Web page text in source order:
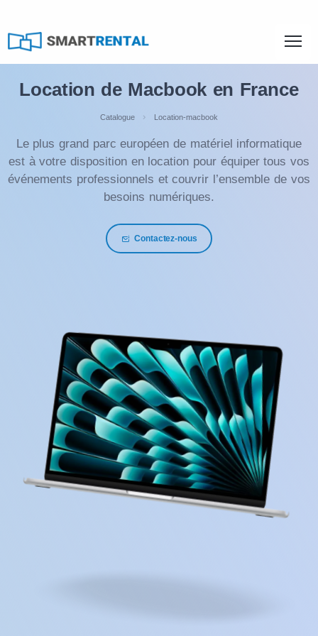
Location de Macbook en France
Catalogue Location-macbook
Le plus grand parc européen de matériel informatique
est à votre disposition en location pour équiper tous vos
événements professionnels et couvrir l’ensemble de vos
besoins numériques.
Contactez-nous